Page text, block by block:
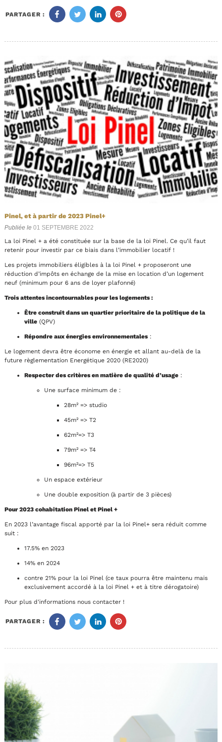
PARTAGER :
Pinel, et à partir de 2023 Pinel+
Publiée le 01 SEPTEMBRE 2022
La loi Pinel + a été constituée sur la base de la loi Pinel. Ce qu’il faut
retenir pour investir par ce biais dans l’immobilier locatif !
Les projets immobiliers éligibles à la loi Pinel + proposeront une
réduction d’impôts en échange de la mise en location d’un logement
neuf (minimum pour 6 ans de loyer plafonné)
Trois attentes incontournables pour les logements :
Être construit dans un quartier prioritaire de la politique de la
ville(QPV)
Répondre aux énergies environnementales:
Le logement devra être économe en énergie et allant au-delà de la
future règlementation Energétique 2020 (RE2020)
Respecter des critères en matière de qualité d’usage:
Une surface minimum de :
28m² => studio
45m² => T2
62m²=> T3
79m² => T4
96m²=> T5
Un espace extérieur
Une double exposition (à partir de 3 pièces)
Pour 2023 cohabitation Pinel et Pinel +
En 2023 l’avantage fiscal apporté par la loi Pinel+ sera réduit comme
suit :
17.5% en 2023
14% en 2024
contre 21% pour la loi Pinel (ce taux pourra être maintenu mais
exclusivement accordé à la loi Pinel + et à titre dérogatoire)
Pour plus d'informations nous contacter !
PARTAGER :